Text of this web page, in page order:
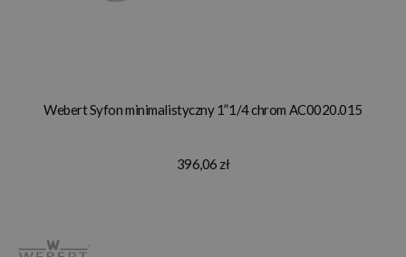
Webert Syfon minimalistyczny 1”1/4 chrom AC0020.015
396,06 zł